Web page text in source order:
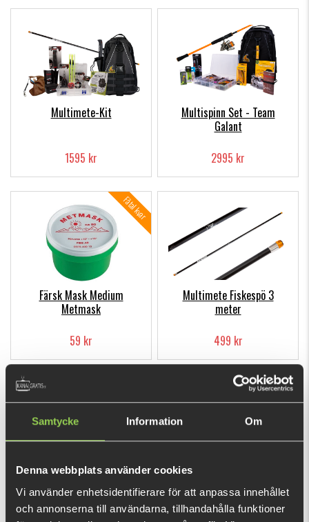
Samtycke Information Om
Denna webbplats använder cookies
Vi använder enhetsidentifierare för att anpassa innehållet
och annonserna till användarna, tillhandahålla funktioner
Multimete-Kit
1595 kr
Multispinn Set - Team
Galant
2995 kr
Färsk Mask Medium
Metmask
Fåtal kvar
59 kr
Multimete Fiskespö 3
meter
499 kr
Multimete Fiskespö 4
meter
Multimete Fiskespö 5
meter